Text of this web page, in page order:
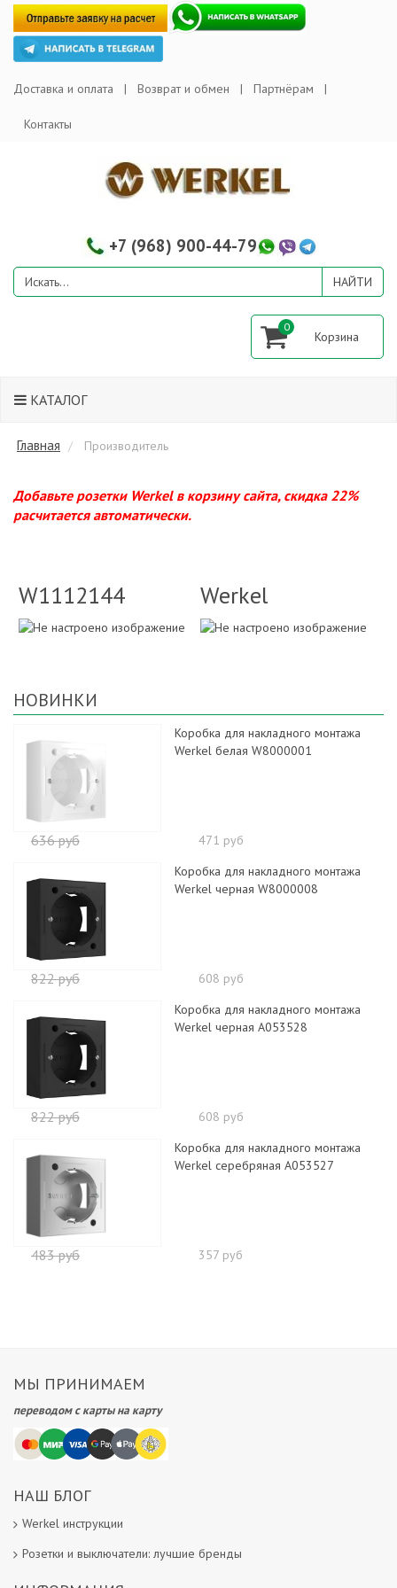
Доставка и оплата Возврат и обмен Партнёрам
Контакты
+7 (968) 900-44-79
0
КАТАЛОГ
Главная Производитель
Добавьте розетки Werkel в корзину сайта, скидка 22%
расчитается автоматически.
W1112144 Werkel
НОВИНКИ
Коробка для накладного монтажа
Werkel белая W8000001
636 руб
471 руб
Коробка для накладного монтажа
Werkel черная W8000008
822 руб
608 руб
Коробка для накладного монтажа
Werkel черная A053528
822 руб
608 руб
Коробка для накладного монтажа
Werkel серебряная A053527
483 руб 357 руб
МЫ ПРИНИМАЕМ
переводом с карты на карту
НАШ БЛОГ
Werkel инструкции
Розетки и выключатели: лучшие бренды